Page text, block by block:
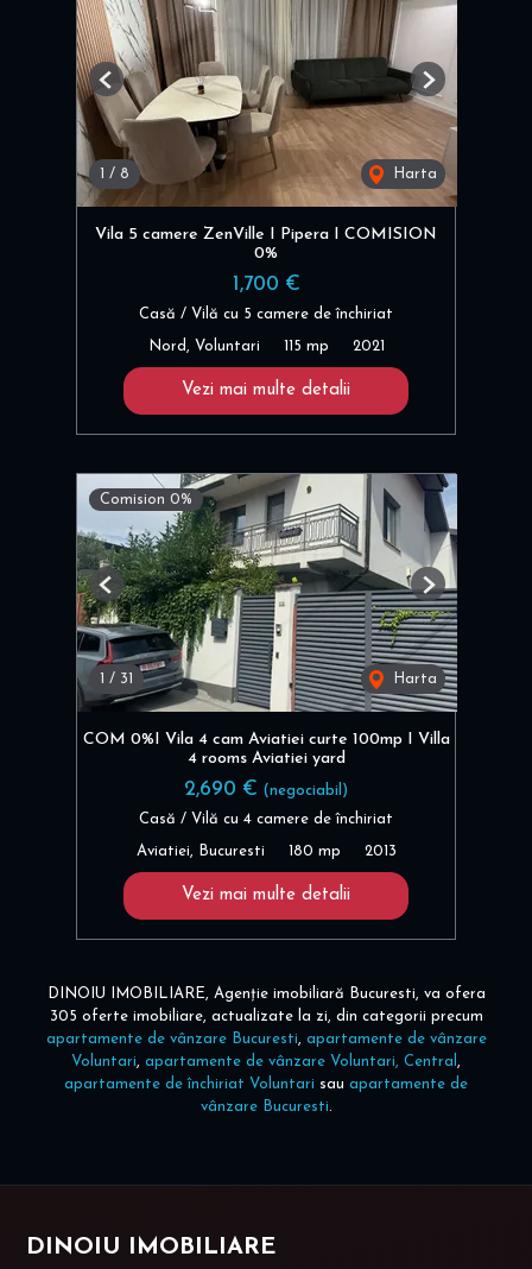
/ 8 Harta
Previous Next
Vila 5 camere ZenVille I Pipera I COMISION
0%
1,700 €
Casă / Vilă cu 5 camere de închiriat
Nord, Voluntari 115 mp 2021
Vezi mai multe detalii
Comision 0%
1 / 31 Harta
Previous Next
COM 0%I Vila 4 cam Aviatiei curte 100mp I Villa
4 rooms Aviatiei yard
2,690 € (negociabil)
Casă / Vilă cu 4 camere de închiriat
Aviatiei, Bucuresti 180 mp 2013
Vezi mai multe detalii
DINOIU IMOBILIARE, Agenție imobiliară Bucuresti, va ofera
305 oferte imobiliare, actualizate la zi, din categorii precum
apartamente de vânzare Bucuresti, apartamente de vânzare
Voluntari, apartamente de vânzare Voluntari, Central ,
apartamente de închiriat Voluntari sau apartamente de
vânzare Bucuresti.
DINOIU IMOBILIARE